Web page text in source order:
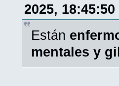
2025, 18:45:50
Están
mentales y